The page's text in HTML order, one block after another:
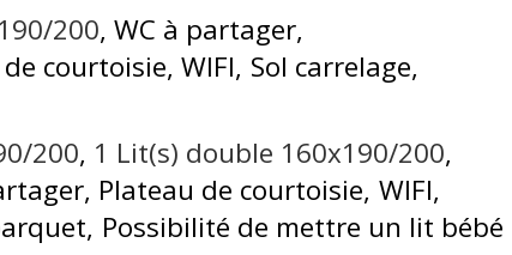
200 WC à partager
courtoisie WIFI Sol carrelage
200 1 Lit(s) double 160x190/200
Plateau de courtoisie WIFI
Possibilité de mettre un lit bébé